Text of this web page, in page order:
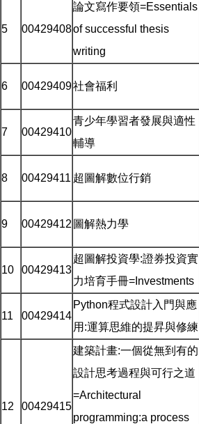
5 00429408
論文寫作要領=Essentials
of successful thesis
writing
6 00429409社會福利
7 00429410
青少年學習者發展與適性
輔導
8 00429411 超圖解數位行銷
9 00429412 圖解熱力學
10 00429413
超圖解投資學:證券投資實
力培育手冊=Investments
11 00429414
Python程式設計入門與應
用:運算思維的提昇與修練
12 00429415
建築計畫:一個從無到有的
設計思考過程與可行之道
=Architectural
programming:a process